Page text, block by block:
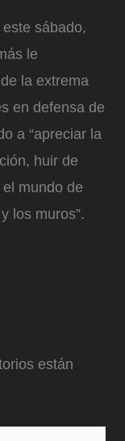
sábado,
le
la extrema
en defensa de
a “apreciar la
huir de
mundo de
los muros”.
están